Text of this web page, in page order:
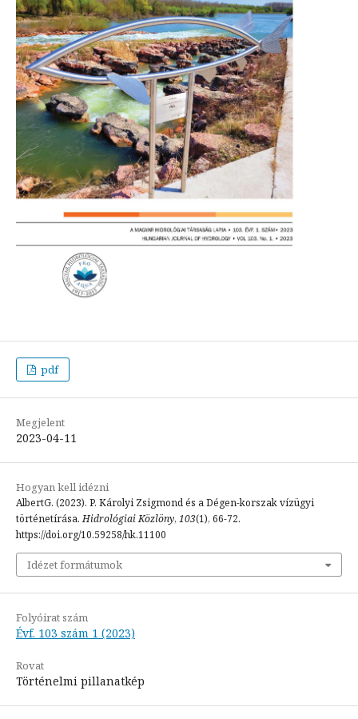
pdf
Megjelent
2023-04-11
Hogyan kell idézni
AlbertG. (2023). P. Károlyi Zsigmond és a Dégen-korszak vízügyi
történetírása.Hidrológiai Közlöny, 103(1), 66-72.
https://doi.org/10.59258/hk.11100
Idézet formátumok
Folyóirat szám
Évf. 103 szám 1 (2023)
Rovat
Történelmi pillanatkép